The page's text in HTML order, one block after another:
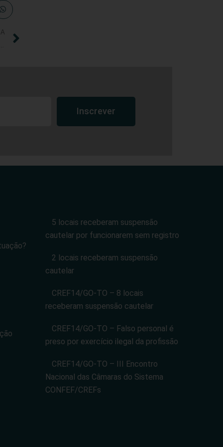
Inscrever
5 locais receberam suspensão
cautelar por funcionarem sem registro
2 locais receberam suspensão
cautelar
CREF14/GO-TO – 8 locais
receberam suspensão cautelar
CREF14/GO-TO – Falso personal é
preso por exercício ilegal da profissão
CREF14/GO-TO – III Encontro
Nacional das Câmaras do Sistema
CONFEF/CREFs